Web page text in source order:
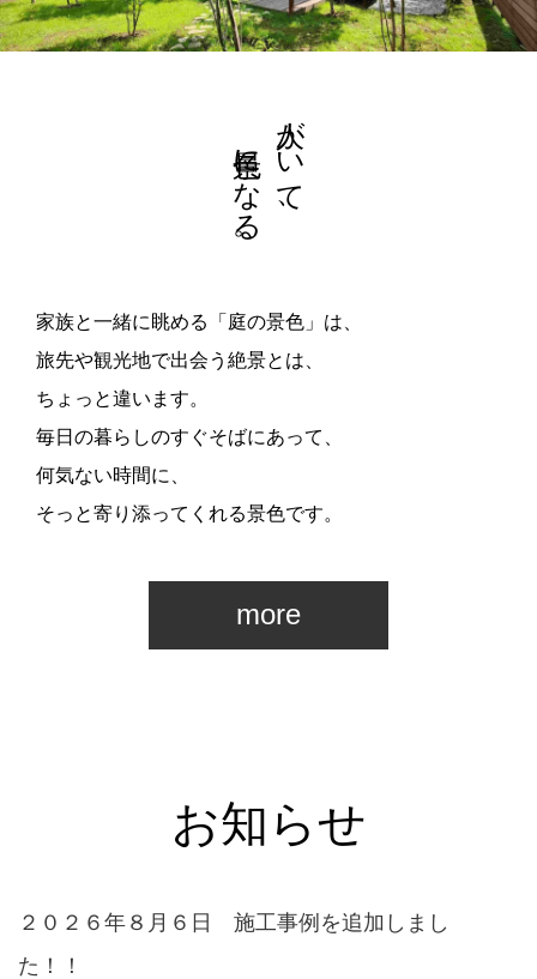
人がいて、
景色になる。
家族と一緒に眺める「庭の景色」は、
旅先や観光地で出会う絶景とは、
ちょっと違います。
毎日の暮らしのすぐそばにあって、
何気ない時間に、
そっと寄り添ってくれる景色です。
more
お知らせ
２０２６年８月６日 施工事例を追加しまし
た！！